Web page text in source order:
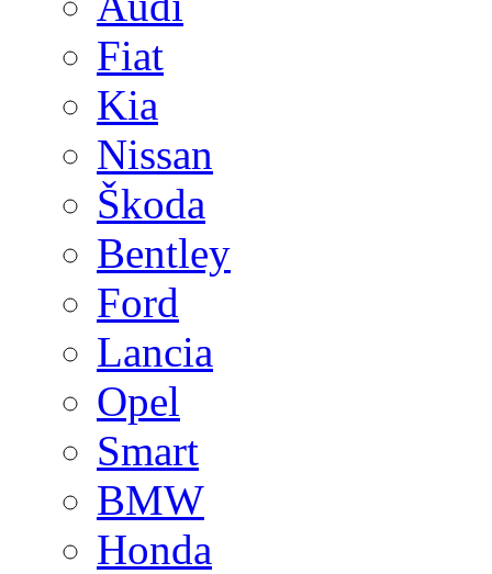
Fiat
Kia
Nissan
Škoda
Bentley
Ford
Lancia
Opel
Smart
BMW
Honda